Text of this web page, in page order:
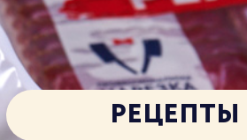
РЕЦЕПТЫ